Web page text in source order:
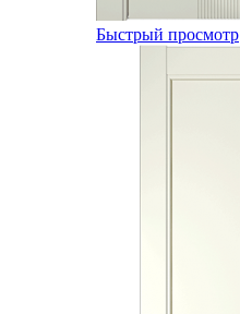
Быстрый просмотр